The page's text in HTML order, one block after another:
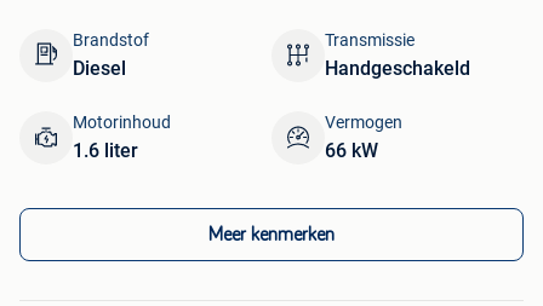
Brandstof
Diesel
Transmissie
Handgeschakeld
Motorinhoud
1.6 liter
Vermogen
66 kW
Meer kenmerken